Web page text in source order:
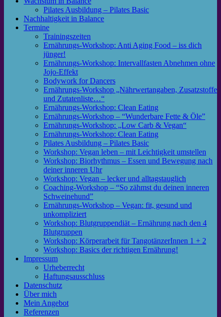
Pilates Ausbildung – Pilates Basic
Nachhaltigkeit in Balance
Termine
Trainingszeiten
Ernährungs-Workshop: Anti Aging Food – iss dich
jünger!
Ernährungs-Workshop: Intervallfasten Abnehmen ohne
Jojo-Effekt
Bodywork for Dancers
Ernährungs-Workshop „Nährwertangaben, Zusatzstoffe
und Zutatenliste…“
Ernährungs-Workshop: Clean Eating
Ernährungs-Workshop – “Wunderbare Fette & Öle”
Ernährungs-Workshop: „Low Carb & Vegan“
Ernährungs-Workshop: Clean Eating
Pilates Ausbildung – Pilates Basic
Workshop: Vegan leben – mit Leichtigkeit umstellen
Workshop: Biorhythmus – Essen und Bewegung nach
deiner inneren Uhr
Workshop: Vegan – lecker und alltagstauglich
Coaching-Workshop – “So zähmst du deinen inneren
Schweinehund”
Ernährungs-Workshop – Vegan: fit, gesund und
unkompliziert
Workshop: Blutgruppendiät – Ernährung nach den 4
Blutgruppen
Workshop: Körperarbeit für TangotänzerInnen 1 + 2
Workshop: Basics der richtigen Ernährung!
Impressum
Urheberrecht
Haftungsausschluss
Datenschutz
Über mich
Mein Angebot
Referenzen